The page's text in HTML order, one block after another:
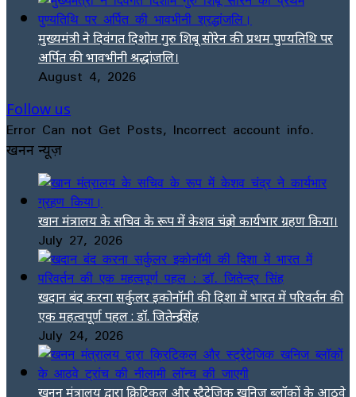
मुख्यमंत्री ने दिवंगत दिशोम गुरु शिबू सोरेन की प्रथम पुण्यतिथि पर
अर्पित की भावभीनी श्रद्धांजलि।
August 4, 2026
Follow us
Error Can not Get Posts, Incorrect account info.
खनन न्यूज़
खान मंत्रालय के सचिव के रूप में केशव चंद्र ने कार्यभार ग्रहण किया।
July 27, 2026
खदान बंद करना सर्कुलर इकोनॉमी की दिशा में भारत में परिवर्तन की
एक महत्वपूर्ण पहल : डॉ. जितेन्द्र सिंह
July 24, 2026
खनन मंत्रालय द्वारा क्रिटिकल और स्ट्रैटेजिक खनिज ब्लॉकों के आठवे